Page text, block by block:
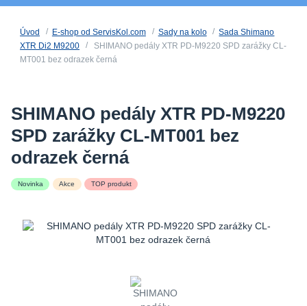
Úvod E-shop od ServisKol.com Sady na kolo
Sada Shimano
XTR Di2 M9200
SHIMANO pedály XTR PD-M9220 SPD zarážky CL-
MT001 bez odrazek černá
SHIMANO pedály XTR PD-M9220
SPD zarážky CL-MT001 bez
odrazek černá
Novinka Akce TOP produkt